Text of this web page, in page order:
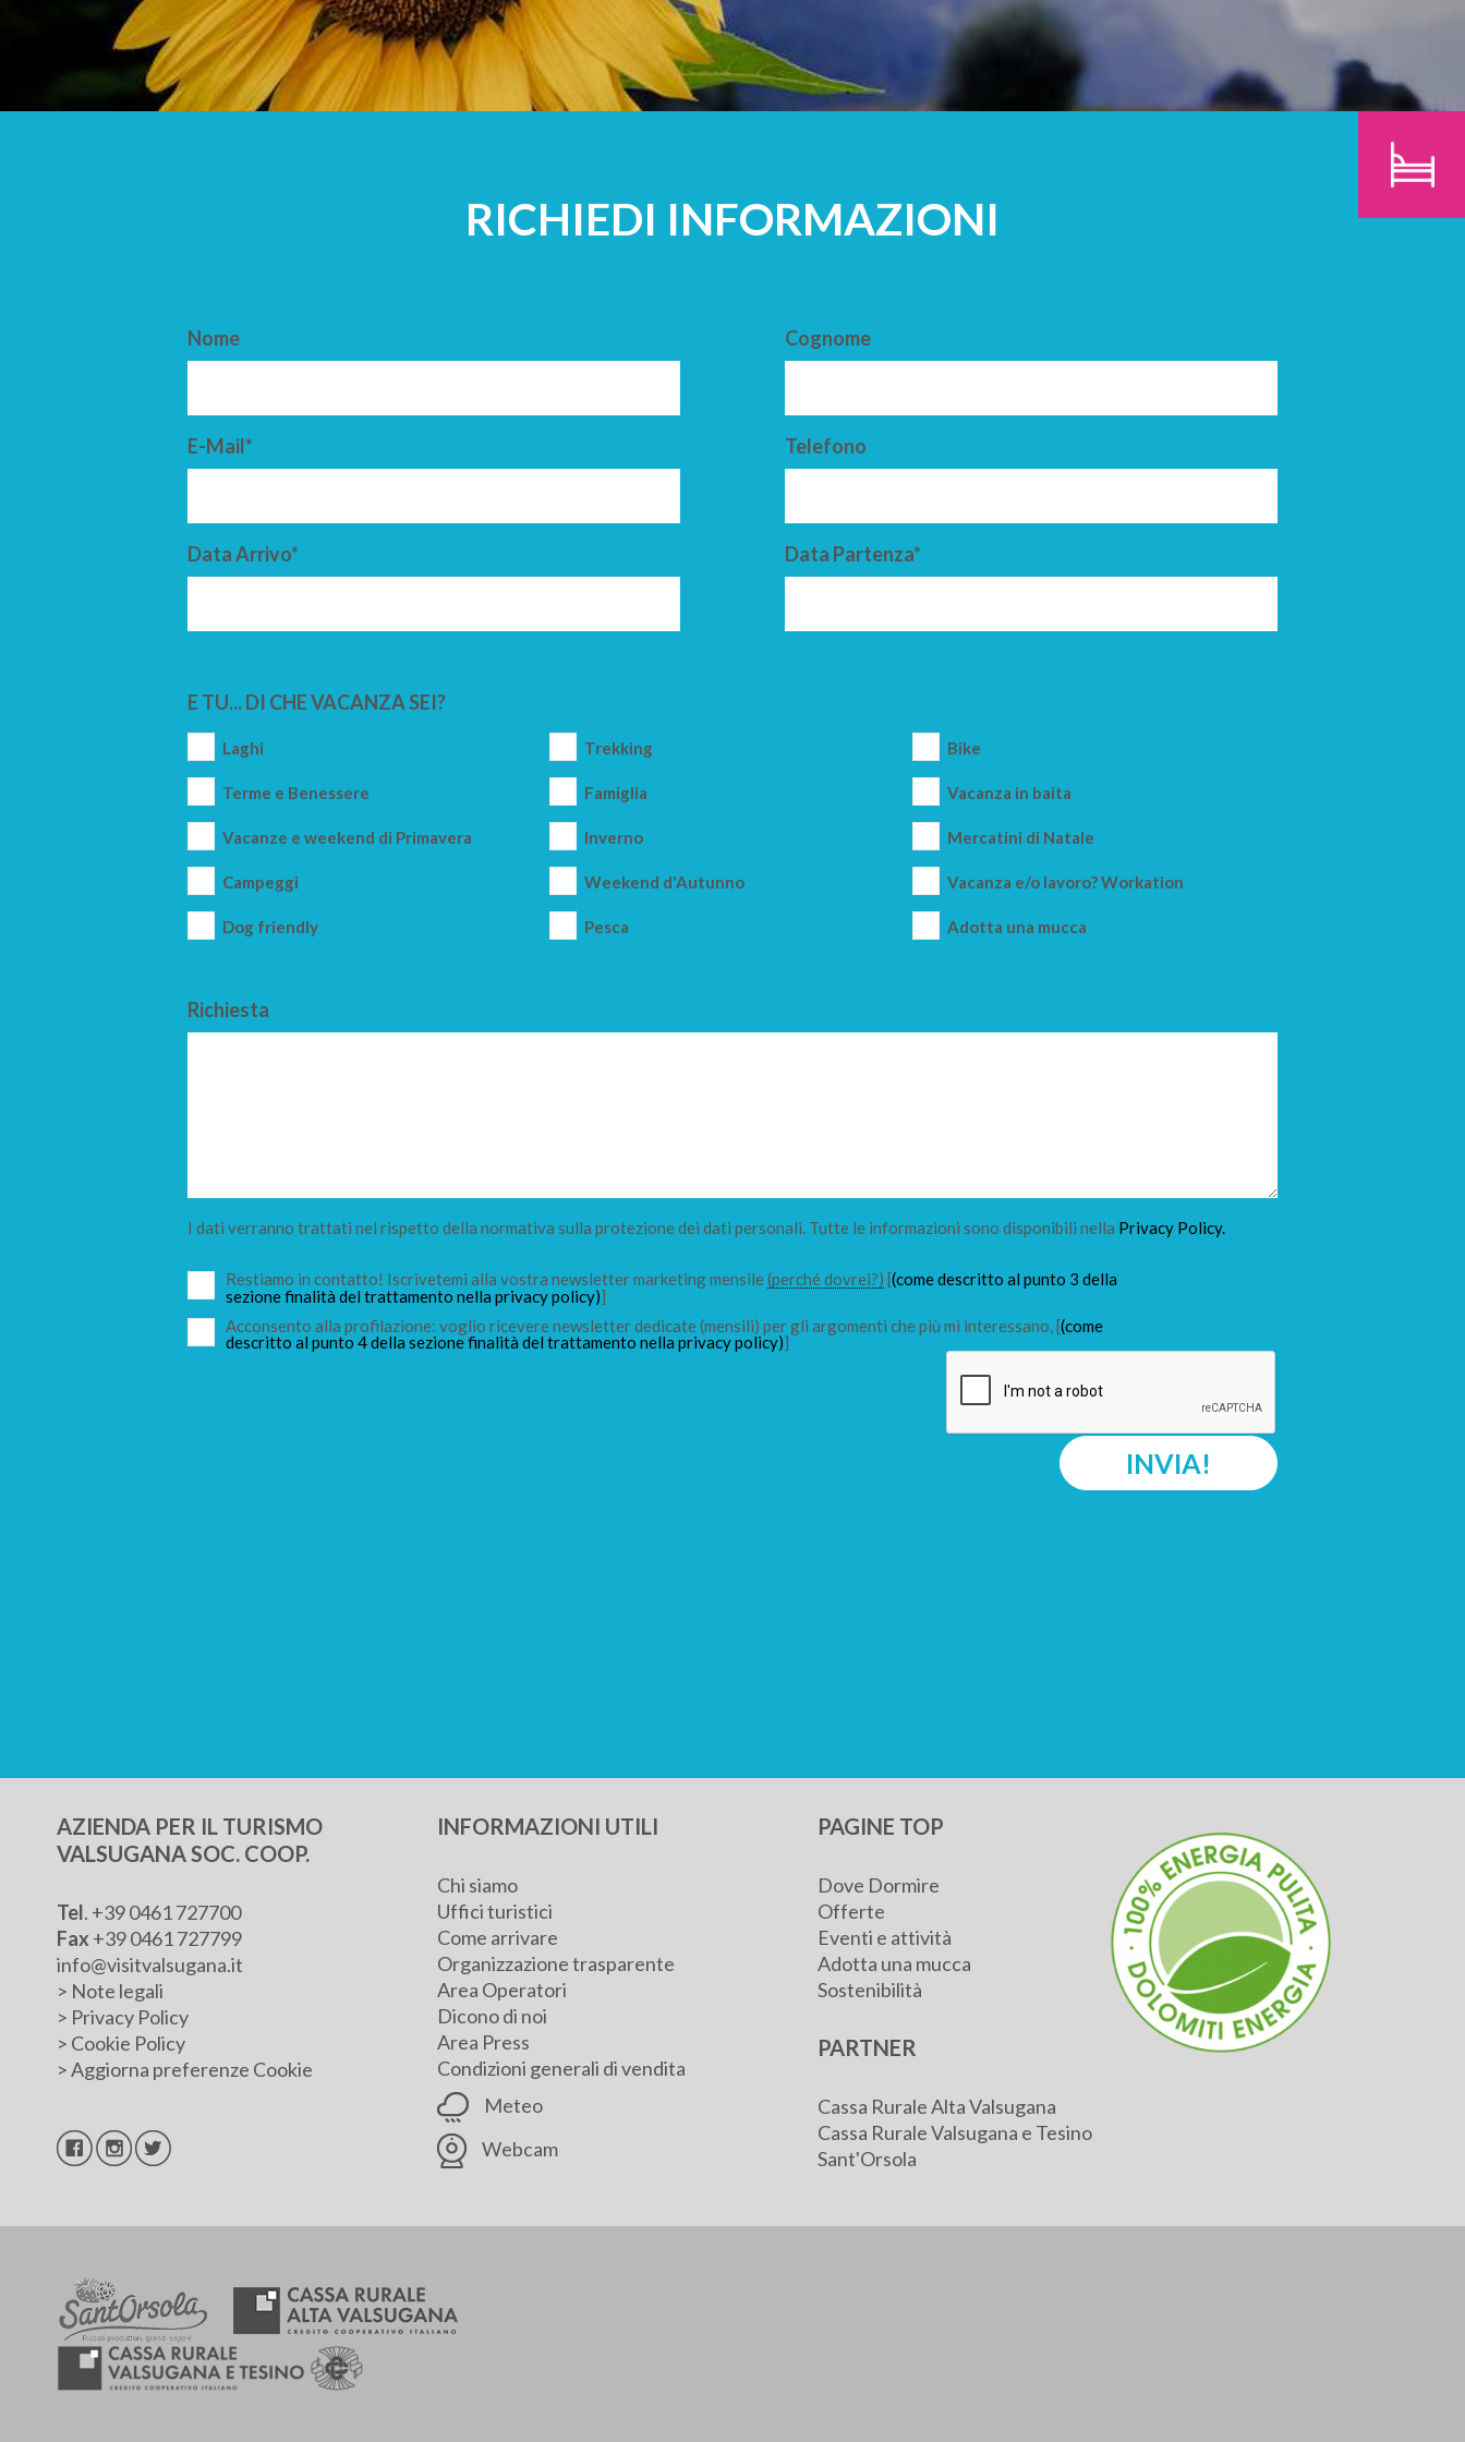
ARRIVO PARTENZA
CERCA
RICHIEDI INFORMAZIONI
Nome Cognome
E-Mail* Telefono
Data Arrivo* Data Partenza*
E TU... DI CHE VACANZA SEI?
Laghi Trekking Bike
Terme e Benessere Famiglia Vacanza in baita
Vacanze e weekend di Primavera Inverno Mercatini di Natale
Campeggi Weekend d'Autunno Vacanza e/o lavoro? Workation
Dog friendly Pesca Adotta una mucca
Richiesta
I dati verranno trattati nel rispetto della normativa sulla protezione dei dati personali. Tutte le informazioni sono disponibili nella Privacy Policy.
Restiamo in contatto! Iscrivetemi alla vostra newsletter marketing mensile (perché dovrei?) [(come descritto al punto 3 della
sezione finalità del trattamento nella privacy policy)]
Acconsento alla profilazione: voglio ricevere newsletter dedicate (mensili) per gli argomenti che più mi interessano, [(come
descritto al punto 4 della sezione finalità del trattamento nella privacy policy)]
INVIA!
AZIENDA PER IL TURISMO
VALSUGANA SOC. COOP.
Tel. +39 0461 727700
Fax +39 0461 727799
info@visitvalsugana.it
> Note legali
> Privacy Policy
> Cookie Policy
>Aggiorna preferenze Cookie
INFORMAZIONI UTILI
Chi siamo
Uffici turistici
Come arrivare
Organizzazione trasparente
Area Operatori
Dicono di noi
Area Press
Condizioni generali di vendita
Meteo
Webcam
PAGINE TOP
Dove Dormire
Offerte
Eventi e attività
Adotta una mucca
Sostenibilità
PARTNER
Cassa Rurale Alta Valsugana
Cassa Rurale Valsugana e Tesino
Sant'Orsola